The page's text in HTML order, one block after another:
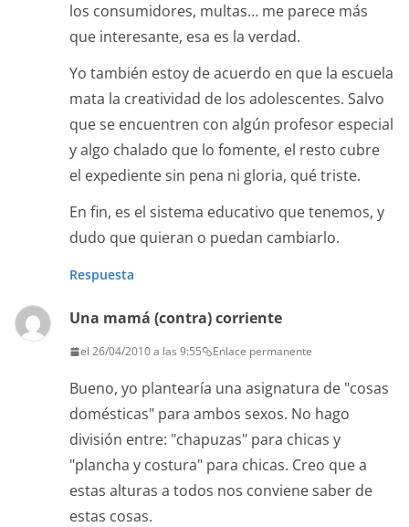
los consumidores, multas… me parece más
que interesante, esa es la verdad.
Yo también estoy de acuerdo en que la escuela
mata la creatividad de los adolescentes. Salvo
que se encuentren con algún profesor especial
y algo chalado que lo fomente, el resto cubre
el expediente sin pena ni gloria, qué triste.
En fin, es el sistema educativo que tenemos, y
dudo que quieran o puedan cambiarlo.
Respuesta
Una mamá (contra) corriente
el 26/04/2010 a las 9:55 Enlace permanente
Bueno, yo plantearía una asignatura de "cosas
domésticas" para ambos sexos. No hago
división entre: "chapuzas" para chicas y
"plancha y costura" para chicas. Creo que a
estas alturas a todos nos conviene saber de
estas cosas.